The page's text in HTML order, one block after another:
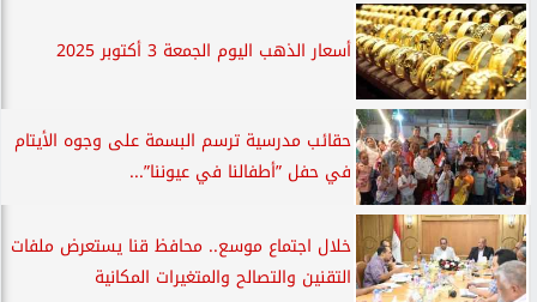
أسعار الذهب اليوم الجمعة 3 أكتوبر 2025
حقائب مدرسية ترسم البسمة على وجوه الأيتام
في حفل ”أطفالنا في عيوننا”...
خلال اجتماع موسع.. محافظ قنا يستعرض ملفات
التقنين والتصالح والمتغيرات المكانية